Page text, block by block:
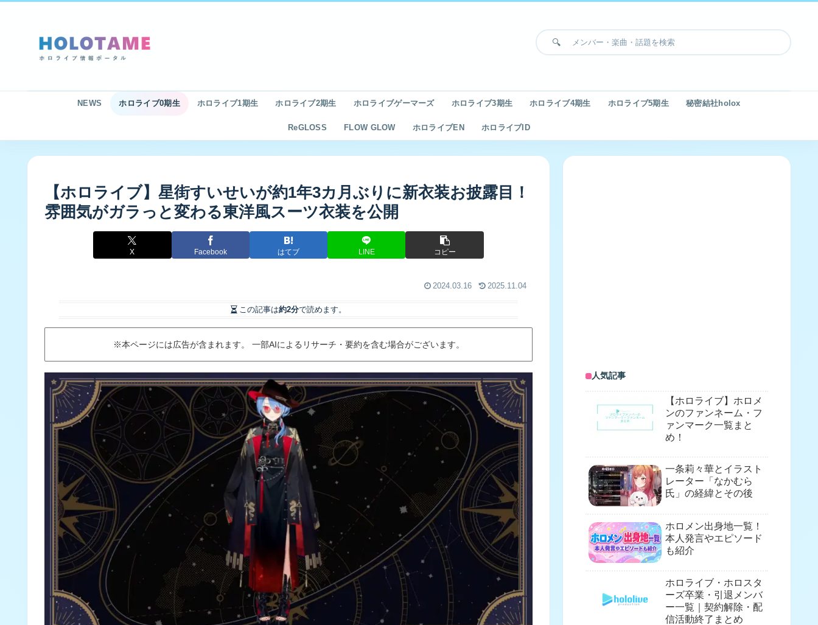
NEWS ホロライブ0期生 ホロライブ1期生 ホロライブ2期生 ホロライブゲーマーズ ホロライブ3期生 ホロライブ4期生 ホロライブ5期生 秘密結社holox
ReGLOSS FLOW GLOW ホロライブEN ホロライブID
【ホロライブ】星街すいせいが約1年3カ月ぶりに新衣装お披露目！
雰囲気がガラっと変わる東洋風スーツ衣装を公開
X Facebook はてブ LINE コピー
2024.03.16 2025.11.04
この記事は約2分で読めます。
※本ページには広告が含まれます。 一部AIによるリサーチ・要約を含む場合がございます。
人気記事
【ホロライブ】ホロメ
ンのファンネーム・フ
ァンマーク一覧まと
め！
一条莉々華とイラスト
レーター「なかむら
氏」の経緯とその後
ホロメン出身地一覧！
本人発言やエピソード
も紹介
ホロライブ・ホロスタ
ーズ卒業・引退メンバ
ー一覧｜契約解除・配
信活動終了まとめ